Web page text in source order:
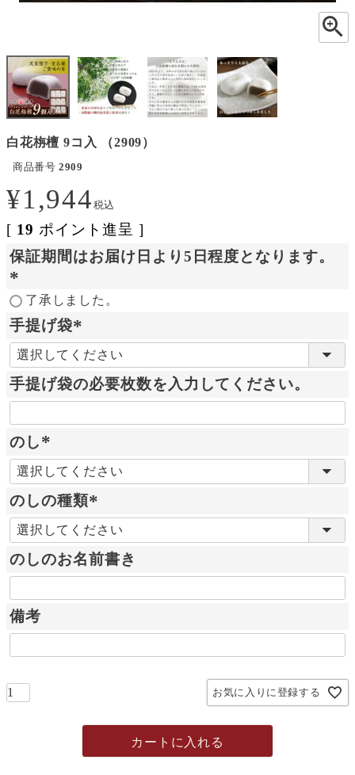
白花栴檀 9コ入 （2909）
商品番号 2909
¥1,944 税込
[ 19 ポイント進呈 ]
保証期間はお届け日より5日程度となります。
(
必
須
了承しました。
手提げ袋
(
必
須
)
手提げ袋の必要枚数を入力してください。
のし
(
必
須
)
のしの種類
(
必
須
)
のしのお名前書き
備考
お気に入りに登録する
カートに入れる